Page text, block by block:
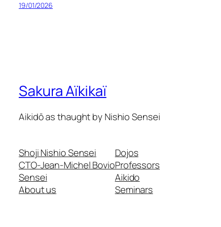
19/01/2026
Sakura Aïkikaï
Aikidō as thaught by Nishio Sensei
Shoji Nishio Sensei
CTO-Jean-Michel Bovio
Sensei
About us
Dojos
Professors
Aikido
Seminars